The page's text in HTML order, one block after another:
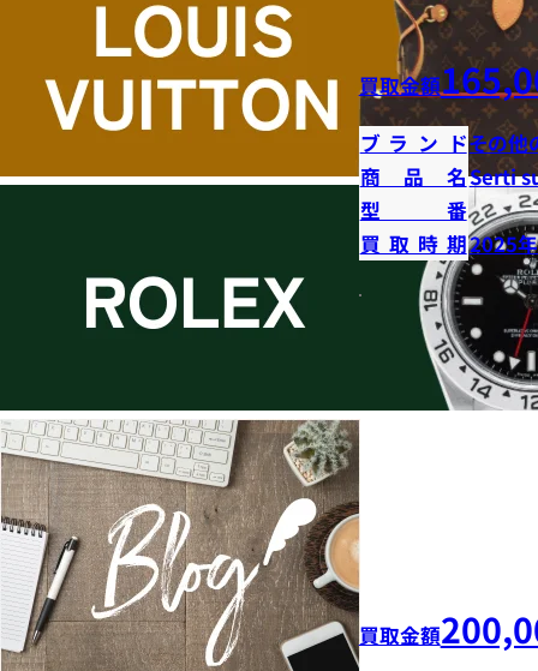
買取金額
ブランドその他
商品名Serti
型番
買取時期2025
買取金額